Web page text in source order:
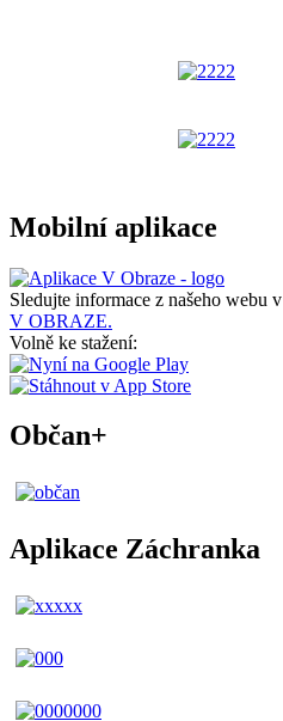
Mobilní aplikace
Sledujte informace z našeho webu v
V OBRAZE.
Volně ke stažení:
Občan+
Aplikace Záchranka